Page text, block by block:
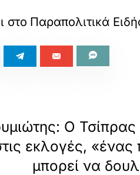
1719934/
στο Παραπολιτικά
Ο Τσίπρας
εκλογές, «ένας
μπορεί να